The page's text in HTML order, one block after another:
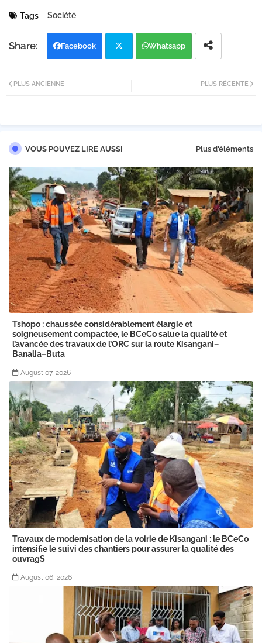
Tags Société
Facebook Whatsapp
PLUS RÉCENTE
PLUS ANCIENNE
VOUS POUVEZ LIRE AUSSI Plus d'éléments
Tshopo : chaussée considérablement élargie et
soigneusement compactée, le BCeCo salue la qualité et
l’avancée des travaux de l’ORC sur la route Kisangani–
Banalia–Buta
August 07, 2026
Travaux de modernisation de la voirie de Kisangani : le BCeCo
intensifie le suivi des chantiers pour assurer la qualité des
ouvragS
August 06, 2026